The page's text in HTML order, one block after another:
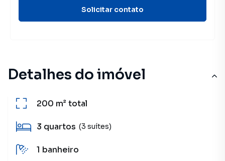
Detalhes do imóvel
200 m²total
3 quartos (3 suítes)
1 banheiro
Solicitar contato